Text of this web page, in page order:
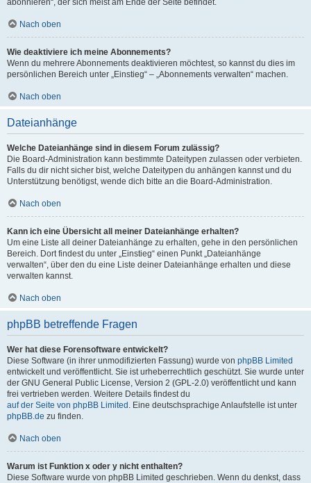
abonnieren“, der sich meist am Ende der Seite befindet.
Nach oben
Wie deaktiviere ich meine Abonnements?
Wenn du mehrere Abonnements deaktivieren möchtest, so kannst du dies im
persönlichen Bereich unter „Einstieg“ – „Abonnements verwalten“ machen.
Nach oben
Dateianhänge
Welche Dateianhänge sind in diesem Forum zulässig?
Die Board-Administration kann bestimmte Dateitypen zulassen oder verbieten.
Falls du dir nicht sicher bist, welche Dateitypen du anhängen kannst und du
Unterstützung benötigst, wende dich bitte an die Board-Administration.
Nach oben
Kann ich eine Übersicht all meiner Dateianhänge erhalten?
Um eine Liste all deiner Dateianhänge zu erhalten, gehe in den persönlichen
Bereich. Dort findest du unter „Einstieg“ einen Punkt „Dateianhänge
verwalten“, über den du eine Liste deiner Dateianhänge erhalten und diese
verwalten kannst.
Nach oben
phpBB betreffende Fragen
Wer hat diese Forensoftware entwickelt?
Diese Software (in ihrer unmodifizierten Fassung) wurde von phpBB Limited
entwickelt und veröffentlicht. Sie ist urheberrechtlich geschützt. Sie wurde unter
der GNU General Public License, Version 2 (GPL-2.0) veröffentlicht und kann
frei vertrieben werden. Weitere Details findest du
auf der Seite von phpBB Limited . Eine deutschsprachige Anlaufstelle ist unter
phpBB.de zu finden.
Nach oben
Warum ist Funktion x oder y nicht enthalten?
Diese Software wurde von phpBB Limited geschrieben. Wenn du denkst, dass